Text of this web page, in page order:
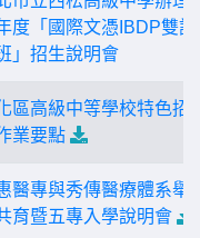
度「國際文憑IBDP雙語
」招生說明會
區高級中等學校特色招
業要點
醫專與秀傳醫療體系舉
育暨五專入學說明會